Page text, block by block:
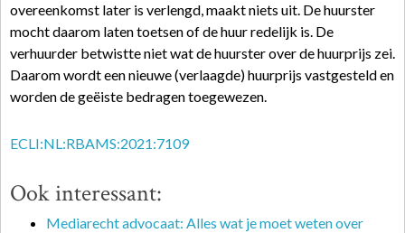
overeenkomst later is verlengd, maakt niets uit. De huurster
mocht daarom laten toetsen of de huur redelijk is. De
verhuurder betwistte niet wat de huurster over de huurprijs zei.
Daarom wordt een nieuwe (verlaagde) huurprijs vastgesteld en
worden de geëiste bedragen toegewezen.
ECLI:NL:RBAMS:2021:7109
Ook interessant:
Mediarecht advocaat: Alles wat je moet weten over